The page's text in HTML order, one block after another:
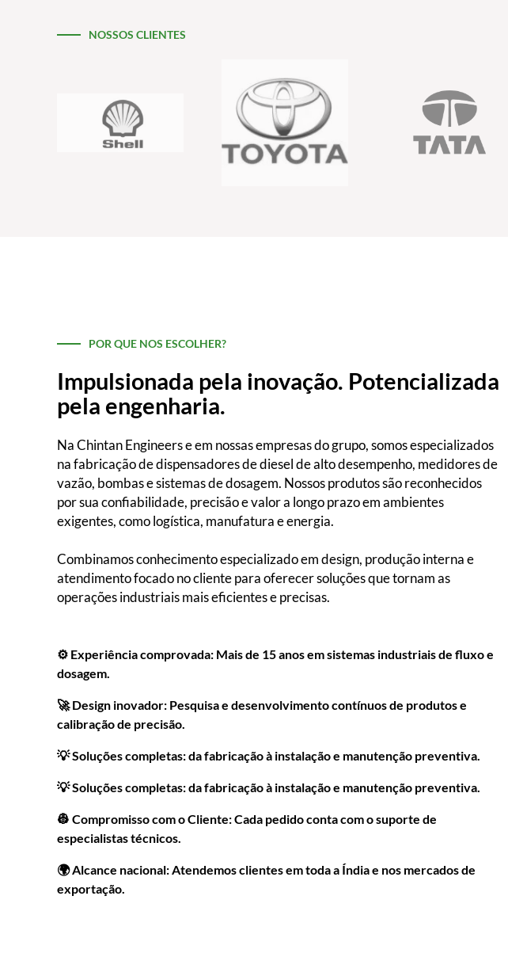
NOSSOS CLIENTES
POR QUE NOS ESCOLHER?
Impulsionada pela inovação. Potencializada
pela engenharia.
Na Chintan Engineers e em nossas empresas do grupo, somos especializados
na fabricação de dispensadores de diesel de alto desempenho, medidores de
vazão, bombas e sistemas de dosagem. Nossos produtos são reconhecidos
por sua confiabilidade, precisão e valor a longo prazo em ambientes
exigentes, como logística, manufatura e energia.
Combinamos conhecimento especializado em design, produção interna e
atendimento focado no cliente para oferecer soluções que tornam as
operações industriais mais eficientes e precisas.
⚙️ Experiência comprovada: Mais de 15 anos em sistemas industriais de fluxo e
dosagem.
🚀 Design inovador: Pesquisa e desenvolvimento contínuos de produtos e
calibração de precisão.
💡 Soluções completas: da fabricação à instalação e manutenção preventiva.
💡 Soluções completas: da fabricação à instalação e manutenção preventiva.
👷 Compromisso com o Cliente: Cada pedido conta com o suporte de
especialistas técnicos.
🌍 Alcance nacional: Atendemos clientes em toda a Índia e nos mercados de
exportação.